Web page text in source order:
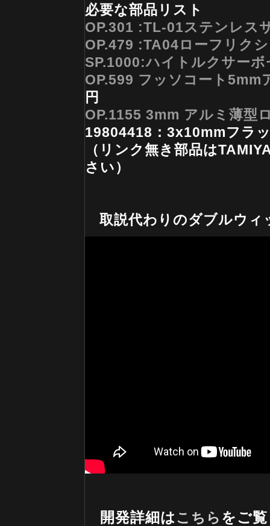
必要な部品リスト
OP.301 :TL-01ステンレス
OP.479 :TA04ローフリク
SP.1000:ハイトルクサーボ
OP.599 フッソコート5mm
円
OP.1155 3mm アルミ薄型
19804418：3x10mmフラ
（リンク無き部品は
さい）
取説代わりのダブルウィ
開発詳細はこちら をご